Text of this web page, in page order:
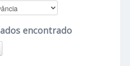
encontrado